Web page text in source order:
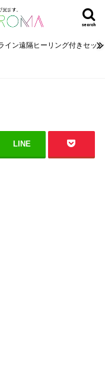
search
イン遠隔ヒーリング付きセッ
LINE